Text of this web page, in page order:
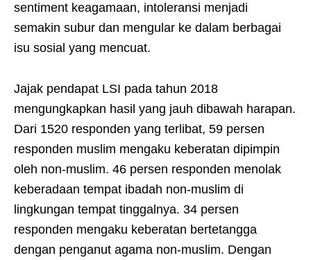
sentiment keagamaan, intoleransi menjadi
semakin subur dan mengular ke dalam berbagai
isu sosial yang mencuat.
Jajak pendapat LSI pada tahun 2018
mengungkapkan hasil yang jauh dibawah harapan.
Dari 1520 responden yang terlibat, 59 persen
responden muslim mengaku keberatan dipimpin
oleh non-muslim. 46 persen responden menolak
keberadaan tempat ibadah non-muslim di
lingkungan tempat tinggalnya. 34 persen
responden mengaku keberatan bertetangga
dengan penganut agama non-muslim. Dengan